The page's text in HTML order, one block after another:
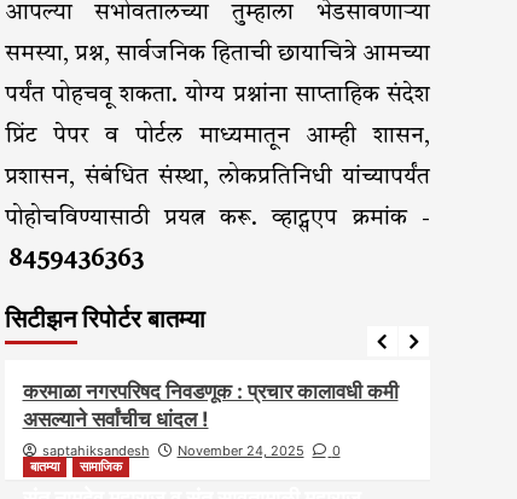
आपल्या सभोवतालच्या तुम्हाला भेडसावणाऱ्या
समस्या, प्रश्न, सार्वजनिक हिताची छायाचित्रे आमच्या
पर्यंत पोहचवू शकता. योग्य प्रश्नांना साप्ताहिक संदेश
प्रिंट पेपर व पोर्टल माध्यमातून आम्ही शासन,
प्रशासन, संबंधित संस्था, लोकप्रतिनिधी यांच्यापर्यंत
पोहोचविण्यासाठी प्रयत्न करू. व्हाट्सएप क्रमांक -
8459436363
सिटीझन रिपोर्टर बातम्या
आवाज जनतेचा बातम्या राजकीय
करमाळा नगरपरिषद निवडणूक : प्रचार कालावधी कमी
असल्याने सर्वांचीच धांदल !
saptahiksandesh November 24, 2025 0
बातम्या सामाजिक